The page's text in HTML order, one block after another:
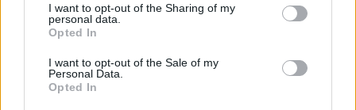
not limited to your visit or usage behaviour. You may click to
grant or deny consent to Google and its third-party tags to
use your data for below specified purposes in below Google
consent section.
I want to opt-out of the Sharing of my
personal data.
Opted In
I want to opt-out of the Sale of my
Personal Data.
Opted In
Andrea Mura conquista Palau: grande
partecipazione per il suo racconto
Calangianus, allarme sul centro accoglienza